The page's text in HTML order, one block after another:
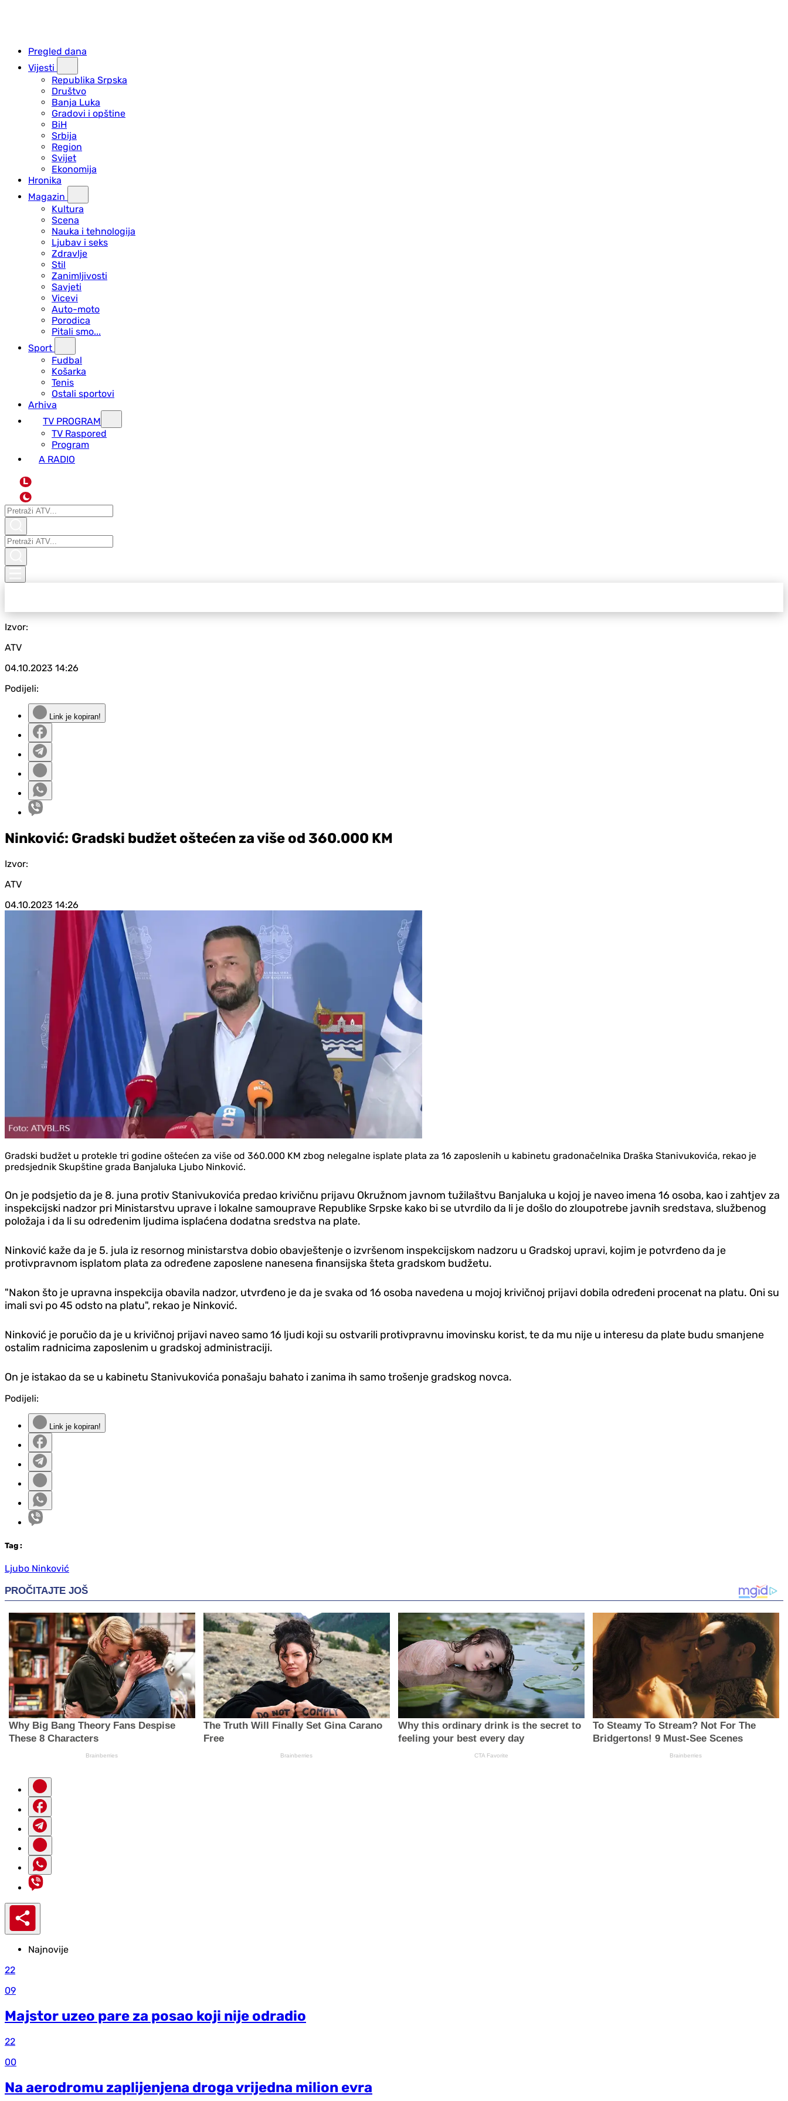
Pregled dana
Vijesti
Republika Srpska
Društvo
Banja Luka
Gradovi i opštine
BiH
Srbija
Region
Svijet
Ekonomija
Hronika
Magazin
Kultura
Scena
Nauka i tehnologija
Ljubav i seks
Zdravlje
Stil
Zanimljivosti
Savjeti
Vicevi
Auto-moto
Porodica
Pitali smo...
Sport
Fudbal
Košarka
Tenis
Ostali sportovi
Arhiva
TV PROGRAM
ТV Raspored
Program
A RADIO
L
Izvor:
ATV
04.10.2023 14:26
Podijeli:
Link je kopiran!
Ninković: Gradski budžet oštećen za više od 360.000 KM
Izvor:
ATV
04.10.2023 14:26
Gradski budžet u protekle tri godine oštećen za više od 360.000 KM zbog nelegalne isplate plata za 16 zaposlenih u kabinetu gradonačelnika Draška Stanivukovića, rekao je
predsjednik Skupštine grada Banjaluka Ljubo Ninković.
On je podsjetio da je 8. juna protiv Stanivukovića predao krivičnu prijavu Okružnom javnom tužilaštvu Banjaluka u kojoj je naveo imena 16 osoba, kao i zahtjev za
inspekcijski nadzor pri Ministarstvu uprave i lokalne samouprave Republike Srpske kako bi se utvrdilo da li je došlo do zloupotrebe javnih sredstava, službenog
položaja i da li su određenim ljudima isplaćena dodatna sredstva na plate.
Ninković kaže da je 5. jula iz resornog ministarstva dobio obavještenje o izvršenom inspekcijskom nadzoru u Gradskoj upravi, kojim je potvrđeno da je
protivpravnom isplatom plata za određene zaposlene nanesena finansijska šteta gradskom budžetu.
"Nakon što je upravna inspekcija obavila nadzor, utvrđeno je da je svaka od 16 osoba navedena u mojoj krivičnoj prijavi dobila određeni procenat na platu. Oni su
imali svi po 45 odsto na platu", rekao je Ninković.
Ninković je poručio da je u krivičnoj prijavi naveo samo 16 ljudi koji su ostvarili protivpravnu imovinsku korist, te da mu nije u interesu da plate budu smanjene
ostalim radnicima zaposlenim u gradskoj administraciji.
On je istakao da se u kabinetu Stanivukovića ponašaju bahato i zanima ih samo trošenje gradskog novca.
Podijeli:
Link je kopiran!
Tag :
Ljubo Ninković
Najnovije
22
09
Majstor uzeo pare za posao koji nije odradio
22
00
Na aerodromu zaplijenjena droga vrijedna milion evra